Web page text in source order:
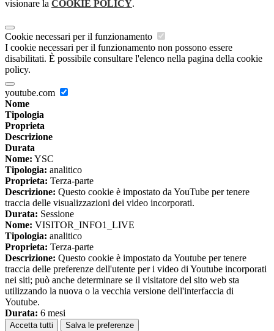
visionare la COOKIE POLICY.
Cookie necessari per il funzionamento
I cookie necessari per il funzionamento non possono essere
disabilitati. È possibile consultare l'elenco nella pagina della cookie
policy.
youtube.com
Nome
Tipologia
Proprieta
Descrizione
Durata
Nome: YSC
Tipologia: analitico
Proprieta: Terza-parte
Descrizione: Questo cookie è impostato da YouTube per tenere
traccia delle visualizzazioni dei video incorporati.
Durata: Sessione
Nome: VISITOR_INFO1_LIVE
Tipologia: analitico
Proprieta: Terza-parte
Descrizione: Questo cookie è impostato da Youtube per tenere
traccia delle preferenze dell'utente per i video di Youtube incorporati
nei siti; può anche determinare se il visitatore del sito web sta
utilizzando la nuova o la vecchia versione dell'interfaccia di
Youtube.
Durata: 6 mesi
Accetta tutti Salva le preferenze